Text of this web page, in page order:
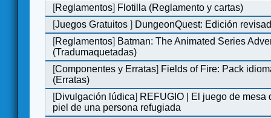
[Reglamentos] Flotilla (Reglamento y cartas)
[Juegos Gratuitos] DungeonQuest: Edición
[Reglamentos] Batman: The Animated Series
(Tradumaquetadas)
[Componentes y Erratas] Fields of Fire: Pack
(Erratas)
[Divulgación lúdica] REFUGIO | El juego de mesa
piel de una persona refugiada